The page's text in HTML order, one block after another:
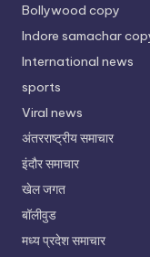
Bollywood copy
Indore samachar
International news
sports
Viral news
अंतरराष्ट्रीय समाचार
इंदौर समाचार
खेल जगत
बॉलीवुड
मध्य प्रदेश समाचार